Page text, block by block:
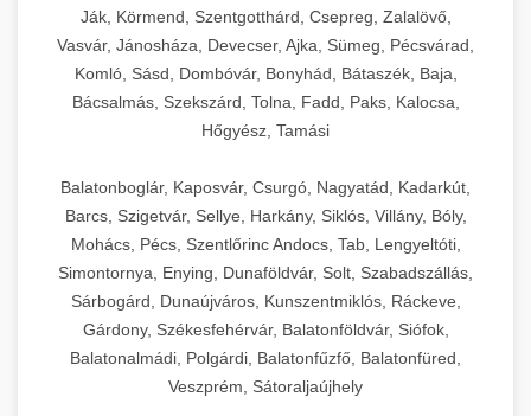
Ják, Körmend, Szentgotthárd, Csepreg, Zalalövő,
Vasvár, Jánosháza, Devecser, Ajka, Sümeg, Pécsvárad,
Komló, Sásd, Dombóvár, Bonyhád, Bátaszék, Baja,
Bácsalmás, Szekszárd, Tolna, Fadd, Paks, Kalocsa,
Hőgyész, Tamási
Balatonboglár, Kaposvár, Csurgó, Nagyatád, Kadarkút,
Barcs, Szigetvár, Sellye, Harkány, Siklós, Villány, Bóly,
Mohács, Pécs, Szentlőrinc Andocs, Tab, Lengyeltóti,
Simontornya, Enying, Dunaföldvár, Solt, Szabadszállás,
Sárbogárd, Dunaújváros, Kunszentmiklós, Ráckeve,
Gárdony, Székesfehérvár, Balatonföldvár, Siófok,
Balatonalmádi, Polgárdi, Balatonfűzfő, Balatonfüred,
Veszprém, Sátoraljaújhely